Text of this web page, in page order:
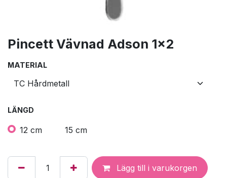
Pincett Vävnad Adson 1x2
MATERIAL
LÄNGD
12 cm 15 cm
Lägg till i varukorgen